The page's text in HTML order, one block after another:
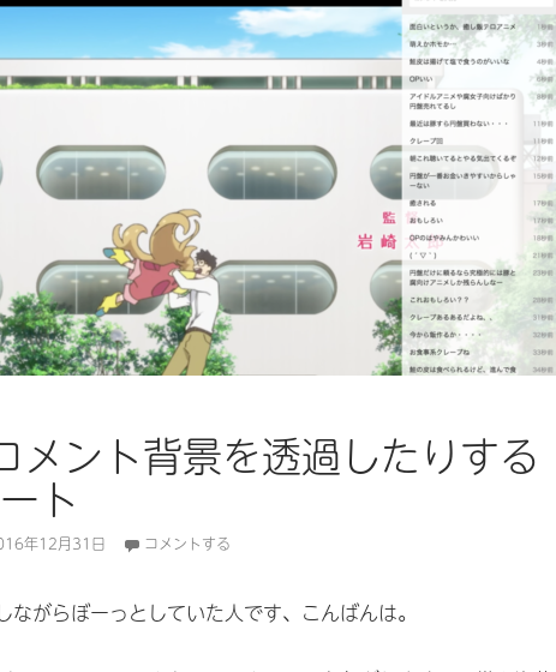
ント背景を透過したりする
ト
年12月31日 コメントする
ながらぼーっとしていた人です、こんばんは。